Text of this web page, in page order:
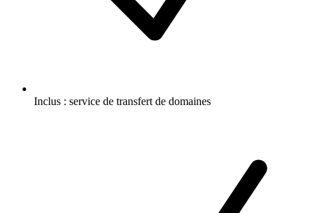
Inclus : service de transfert de domaines